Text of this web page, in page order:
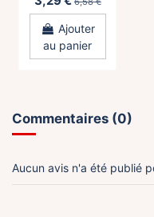
Ajouter
au panier
Commentaires (0)
Aucun avis n'a été publié